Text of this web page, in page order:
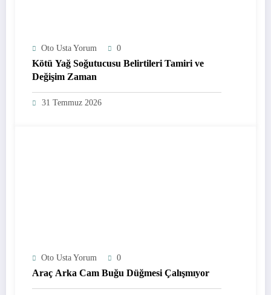
Oto Usta Yorum 0
Kötü Yağ Soğutucusu Belirtileri Tamiri ve
Değişim Zaman
31 Temmuz 2026
Oto Usta Yorum 0
Araç Arka Cam Buğu Düğmesi Çalışmıyor